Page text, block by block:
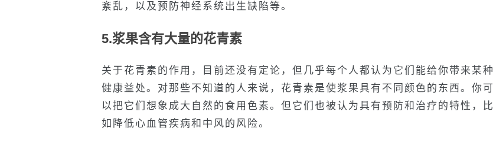
紊乱，以及预防神经系统出生缺陷等。
5.浆果含有大量的花青素
关于花青素的作用，目前还没有定论，但几乎每个人都认为它们能给你带来某种
健康益处。对那些不知道的人来说，花青素是使浆果具有不同颜色的东西。你可
以把它们想象成大自然的食用色素。但它们也被认为具有预防和治疗的特性，比
如降低心血管疾病和中风的风险。